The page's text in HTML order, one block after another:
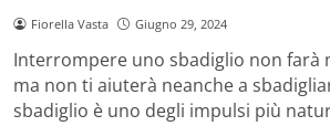
Fiorella Vasta Giugno 29, 2024
Interrompere uno sbadiglio non farà
ma non ti aiuterà neanche a
sbadiglio è uno degli impulsi più